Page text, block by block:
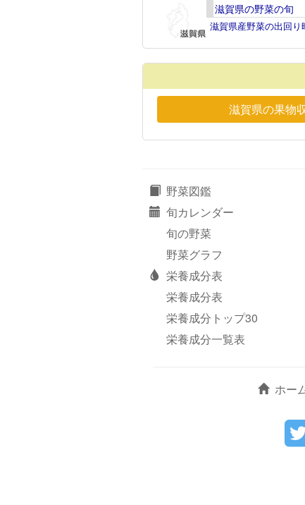
滋賀県の野菜の旬
滋賀県産野菜の出回
滋賀県の果物
野菜図鑑
旬カレンダー
旬の野菜
野菜グラフ
栄養成分表
栄養成分表
栄養成分トップ30
栄養成分一覧表
ホー